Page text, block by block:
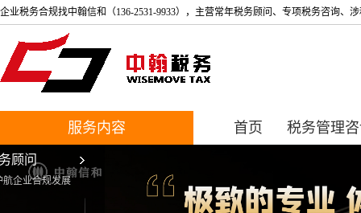
企业税务合规找中翰信和（136-2531-9933），主营常年税务顾问、专项税务咨询、
服务内容 首页 税务管理
顾问
航企业合规发展